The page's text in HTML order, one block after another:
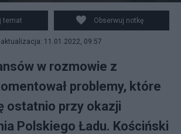
temat Obserwuj notkę
11.01.2022, 09:57
w rozmowie z
problemy, które
ostatnio przy okazji
Polskiego Ładu. Kościński